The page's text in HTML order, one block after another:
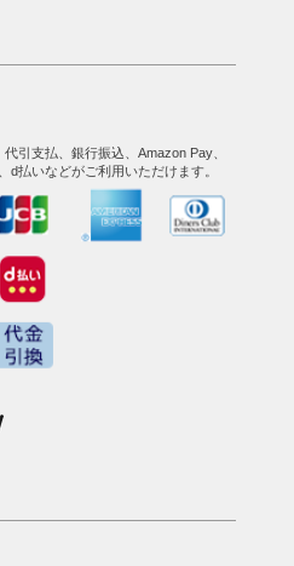
引支払、銀行振込、Amazon Pay、
d払いなどがご利用いただけます。